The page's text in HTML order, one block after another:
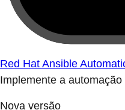
Red Hat Ansible
Implemente a
Nova versão